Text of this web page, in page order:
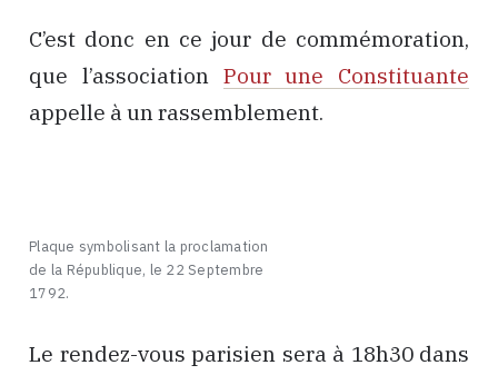
C’est donc en ce jour de commémoration,
que l’association Pour une Constituante
appelle à un rassemblement.
Plaque symbolisant la proclamation
de la République, le 22 Septembre
1792.
Le rendez-vous parisien sera à 18h30 dans